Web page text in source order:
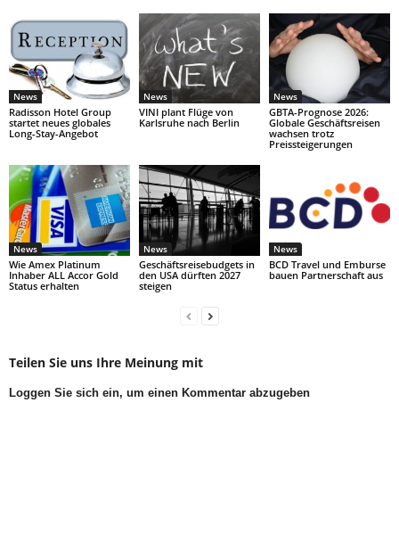
News
Radisson Hotel Group
startet neues globales
Long-Stay-Angebot
News
VINI plant Flüge von
Karlsruhe nach Berlin
News
GBTA-Prognose 2026:
Globale Geschäftsreisen
wachsen trotz
Preissteigerungen
News
Wie Amex Platinum
Inhaber ALL Accor Gold
Status erhalten
News
Geschäftsreisebudgets in
den USA dürften 2027
steigen
News
BCD Travel und Emburse
bauen Partnerschaft aus
Teilen Sie uns Ihre Meinung mit
Loggen Sie sich ein, um einen Kommentar abzugeben